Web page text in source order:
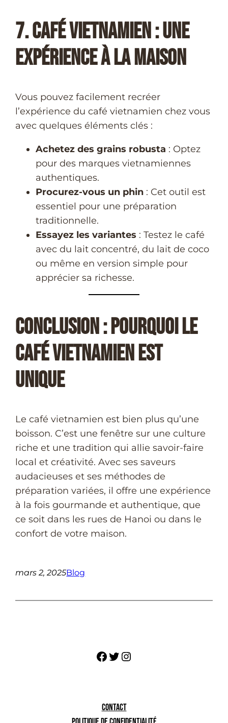
7. Café Vietnamien : Une
Expérience à la Maison
Vous pouvez facilement recréer
l’expérience du café vietnamien chez vous
avec quelques éléments clés :
Achetez des grains robusta : Optez
pour des marques vietnamiennes
authentiques.
Procurez-vous un phin : Cet outil est
essentiel pour une préparation
traditionnelle.
Essayez les variantes : Testez le café
avec du lait concentré, du lait de coco
ou même en version simple pour
apprécier sa richesse.
Conclusion : Pourquoi le
Café Vietnamien est
Unique
Le café vietnamien est bien plus qu’une
boisson. C’est une fenêtre sur une culture
riche et une tradition qui allie savoir-faire
local et créativité. Avec ses saveurs
audacieuses et ses méthodes de
préparation variées, il offre une expérience
à la fois gourmande et authentique, que
ce soit dans les rues de Hanoi ou dans le
confort de votre maison.
mars 2, 2025Blog
Facebook
Twitterhttps://
CONTACT